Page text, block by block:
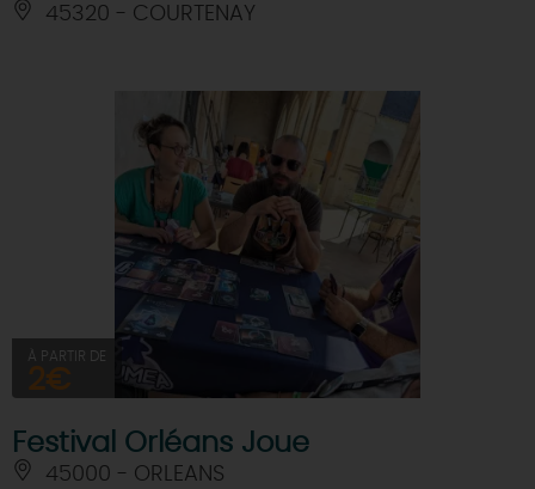
45320 - COURTENAY
À PARTIR DE
2€
Festival Orléans Joue
45000 - ORLEANS